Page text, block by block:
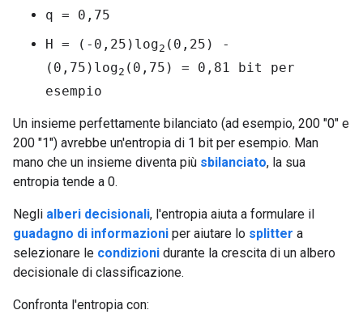
q = 0,75
H = (-0,25)log2 (0,25) -
(0,75)log2 (0,75) = 0,81 bit per
esempio
Un insieme perfettamente bilanciato (ad esempio, 200 "0" e
200 "1") avrebbe un'entropia di 1 bit per esempio. Man
mano che un insieme diventa più sbilanciato, la sua
entropia tende a 0.
Negli alberi decisionali, l'entropia aiuta a formulare il
guadagno di informazioni per aiutare lo splitter a
selezionare le condizioni durante la crescita di un albero
decisionale di classificazione.
Confronta l'entropia con: